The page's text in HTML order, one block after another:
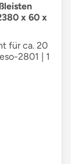
x 60 x
für ca. 20
2801 | 1